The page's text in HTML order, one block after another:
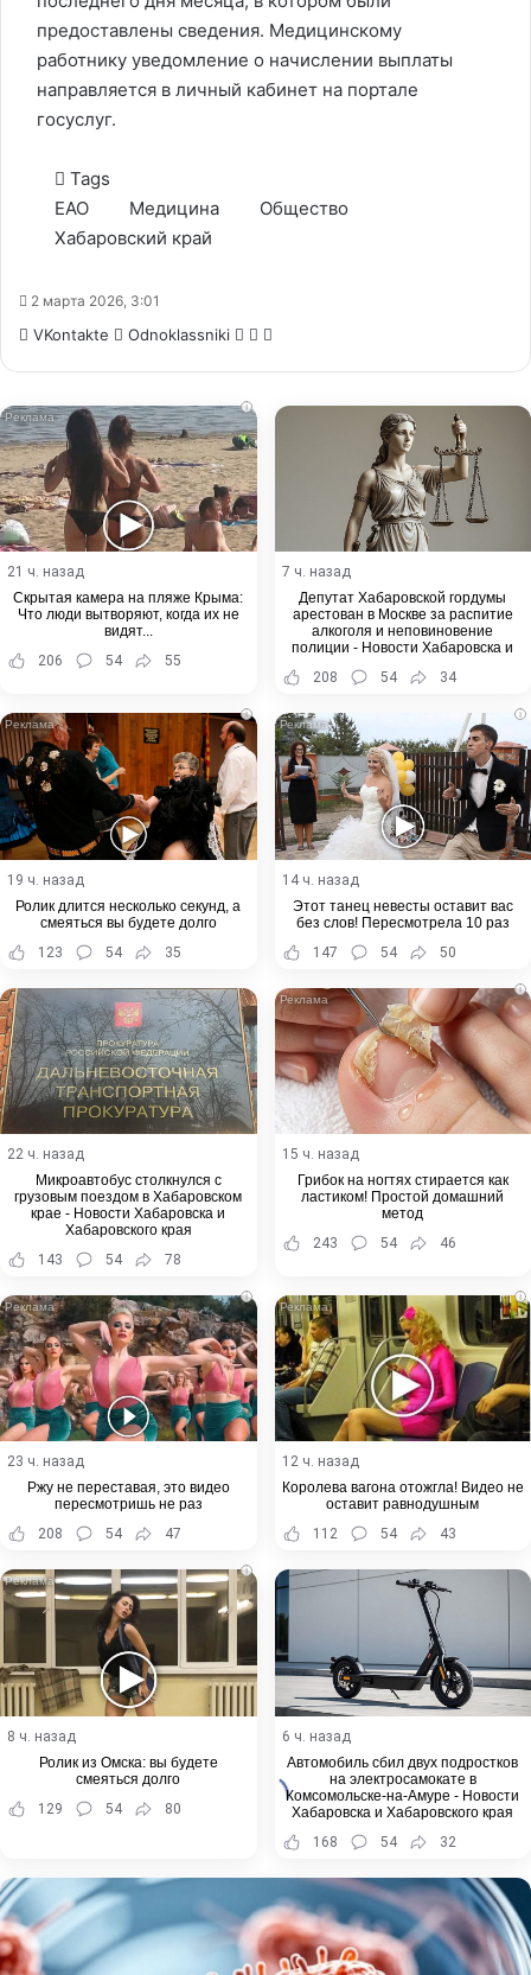
предоставлены сведения. Медицинскому
работнику уведомление о начислении выплаты
направляется в личный кабинет на портале
госуслуг.
Tags
ЕАО
Медицина
Общество
Хабаровский край
2 марта 2026, 3:01
VKontakte Odnoklassniki WhatsApp
Telegram
i
21 ч. назад
Скрытая камера на пляже Крыма:
Что люди вытворяют, когда их не
видят...
206
54 55
7 ч. назад
Депутат Хабаровской гордумы
арестован в Москве за распитие
алкоголя и неповиновение
полиции - Новости Хабаровска и
208 54 34
i
19 ч. назад
Ролик длится несколько секунд, а
смеяться вы будете долго
123
54 35
i
14 ч. назад
Этот танец невесты оставит вас
без слов! Пересмотрела 10 раз
147
54 50
22 ч. назад
Микроавтобус столкнулся с
грузовым поездом в Хабаровском
крае - Новости Хабаровска и
Хабаровского края
143
54 78
i
15 ч. назад
Грибок на ногтях стирается как
ластиком! Простой домашний
метод
243
54 46
i
23 ч. назад
Ржу не переставая, это видео
пересмотришь не раз
208
54 47
i
12 ч. назад
Королева вагона отожгла! Видео не
оставит равнодушным
112
54 43
i
8 ч. назад
Ролик из Омска: вы будете
смеяться долго
129
54 80
6 ч. назад
Автомобиль сбил двух подростков
на электросамокате в
Комсомольске-на-Амуре - Новости
Хабаровска и Хабаровского края
168
54 32